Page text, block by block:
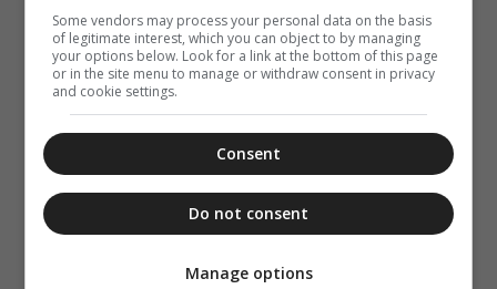
Some vendors may process your personal data on the basis
of legitimate interest, which you can object to by managing
your options below. Look for a link at the bottom of this page
or in the site menu to manage or withdraw consent in privacy
and cookie settings.
Consent
Do not consent
Manage options